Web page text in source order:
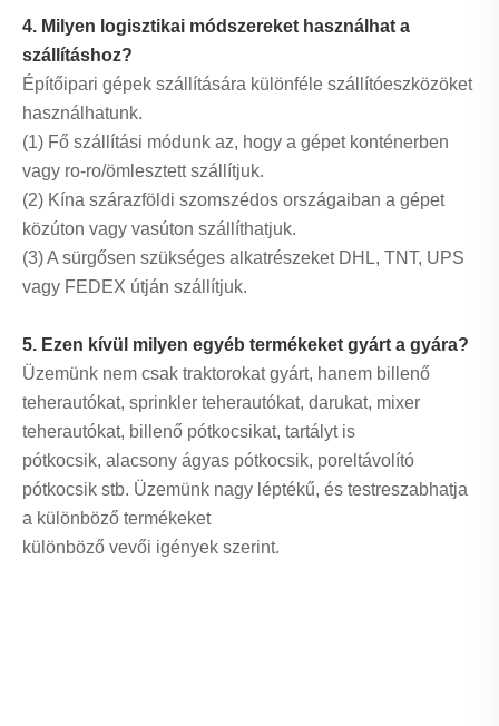
4. Milyen logisztikai módszereket használhat a
szállításhoz?
Építőipari gépek szállítására különféle szállítóeszközöket
használhatunk.
(1) Fő szállítási módunk az, hogy a gépet konténerben
vagy ro-ro/ömlesztett szállítjuk.
(2) Kína szárazföldi szomszédos országaiban a gépet
közúton vagy vasúton szállíthatjuk.
(3) A sürgősen szükséges alkatrészeket DHL, TNT, UPS
vagy FEDEX útján szállítjuk.
5. Ezen kívül milyen egyéb termékeket gyárt a gyára?
Üzemünk nem csak traktorokat gyárt, hanem billenő
teherautókat, sprinkler teherautókat, darukat, mixer
teherautókat, billenő pótkocsikat, tartályt is
pótkocsik, alacsony ágyas pótkocsik, poreltávolító
pótkocsik stb. Üzemünk nagy léptékű, és testreszabhatja
a különböző termékeket
különböző vevői igények szerint.